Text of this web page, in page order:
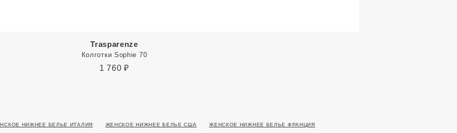
Trasparenze
Колготки Sophie 70
1 760 ₽
НИЖНЕЕ БЕЛЬЕ ИТАЛИЯ ЖЕНСКОЕ НИЖНЕЕ БЕЛЬЕ США
ЖЕНСКОЕ НИЖНЕЕ БЕЛЬЕ ФРАНЦИЯ